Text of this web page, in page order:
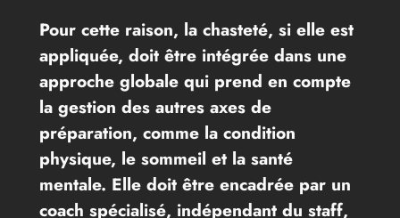
Pour cette raison, la chasteté, si elle est
appliquée, doit être intégrée dans une
approche globale qui prend en compte
la gestion des autres axes de
préparation, comme la condition
physique, le sommeil et la santé
mentale. Elle doit être encadrée par un
coach spécialisé, indépendant du staff,